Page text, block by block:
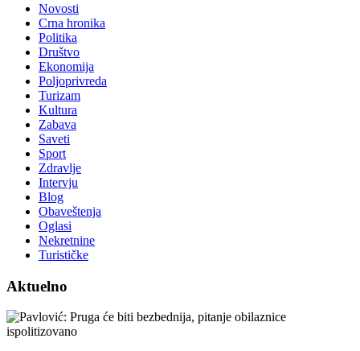
Novosti
Crna hronika
Politika
Društvo
Ekonomija
Poljoprivreda
Turizam
Kultura
Zabava
Saveti
Sport
Zdravlje
Intervju
Blog
Obaveštenja
Oglasi
Nekretnine
Turističke
Aktuelno